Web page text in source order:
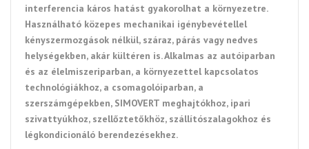
interferencia káros hatást gyakorolhat a környezetre.
Használható közepes mechanikai igénybevétellel
kényszermozgások nélkül, száraz, párás vagy nedves
helységekben, akár kültéren is. Alkalmas az autóiparban
és az élelmiszeriparban, a környezettel kapcsolatos
technológiákhoz, a csomagolóiparban, a
szerszámgépekben, SIMOVERT meghajtókhoz, ipari
szivattyúkhoz, szellőztetőkhöz, szállítószalagokhoz és
légkondicionáló berendezésekhez.